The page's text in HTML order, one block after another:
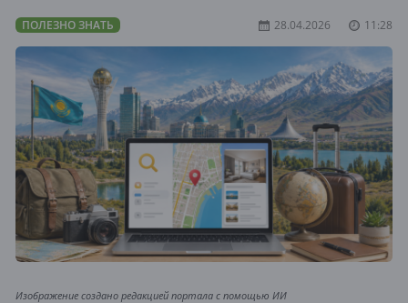
ПОЛЕЗНО ЗНАТЬ 28.04.2026 11:28
Изображение создано редакцией портала с помощью ИИ